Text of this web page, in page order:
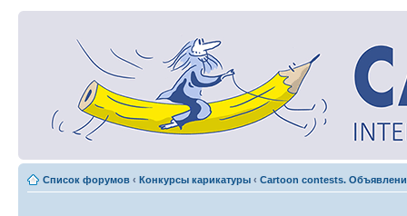
Список форумов ‹ Конкурсы карикатуры ‹ Cartoon contests.